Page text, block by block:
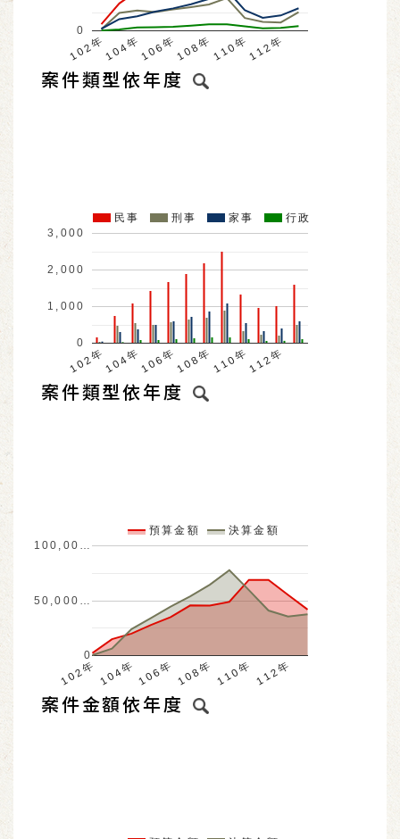
102年104年106年108年110年112年
0
案件類型依年度
民事 刑事 家事 行政
102年104年106年108年110年112年
0
1,000
2,000
3,000
案件類型依年度
預算金額 決算金額
102年 104年 106年 108年 110年 112年
0
50,000…
100,00…
案件金額依年度